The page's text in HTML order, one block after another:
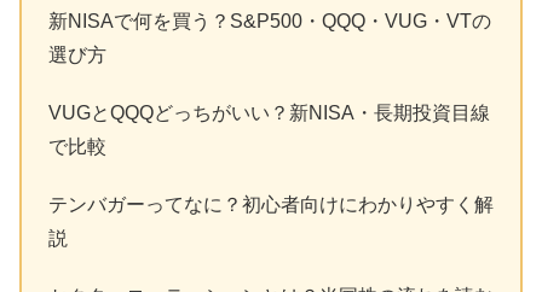
新NISAで何を買う？S&P500・QQQ・VUG・VTの
選び方
VUGとQQQどっちがいい？新NISA・長期投資目線
で比較
テンバガーってなに？初心者向けにわかりやすく解
説